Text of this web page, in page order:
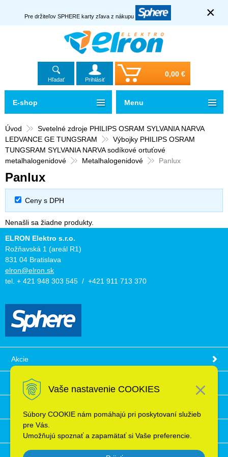
Vaše nastavenie COOKIES
Súbory COOKIE nám pomáhajú pri poskytovaní služieb
pre Vás.
Umožňujú spoznať a zapamätať si Vaše preferencie.
Pre držiteľov SPHERE karty zľava z nákupu ×
Hľadať Prihlásiť
0,00 €
Úvod
Svetelné zdroje PHILIPS OSRAM SYLVANIA NARVA
LEDVANCE GE TUNGSRAM
Výbojky PHILIPS OSRAM
TUNGSRAM SYLVANIA NARVA sodíkové ortuťové
metalhalogenidové
Metalhalogenidové Panlux
Panlux
Ceny s DPH
Nenašli sa žiadne produkty.
E-shop Menu
ELRON Elektro s.r.o.
Rožňavská 1 (areál R1)
831 04 Bratislava
elron@elron.sk
tel. + 421 948 303 545 / +421 911 713 370
Akcie
Obchodné podmienky
Ochrana osobných údajov